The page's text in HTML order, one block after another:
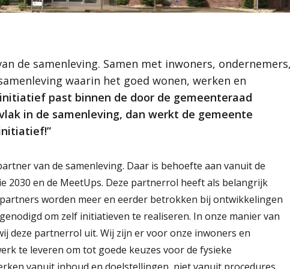
en gezonde toekomst
Scherpenzeel
Scherpenzeel
en landschap
inrichtingsprincipe
Samen met
wij aan een
recreëren is. Ons
de gemeenteraad
samenleving, dan
aan jouw initiatief!”
de samenleving. Samen met inwoners,
waarin het goed wonen, werken en
initiatief past binnen de door de gemeenteraad
in de samenleving, dan werkt de gemeente
van de samenleving. Daar is behoefte aan vanuit de
2030 en de MeetUps. Deze partnerrol heeft als belangrijk
worden meer en eerder betrokken bij ontwikkelingen
om zelf initiatieven te realiseren. In onze manier van
deze partnerrol uit. Wij zijn er voor onze inwoners en
te leveren om tot goede keuzes voor de fysieke
vanuit inhoud en doelstellingen, niet vanuit procedures.